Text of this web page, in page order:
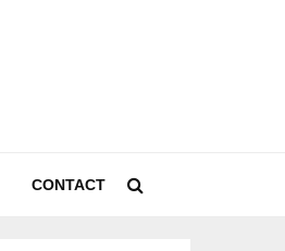
CONTACT